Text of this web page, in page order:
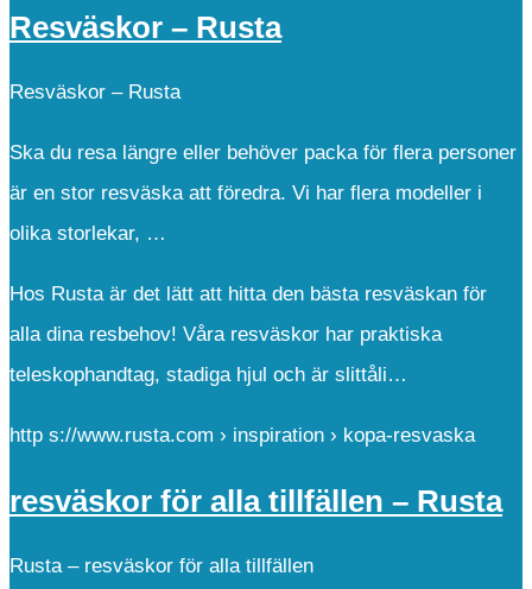
Resväskor – Rusta
Resväskor – Rusta
Ska du resa längre eller behöver packa för flera personer
är en stor resväska att föredra. Vi har flera modeller i
olika storlekar, …
Hos Rusta är det lätt att hitta den bästa resväskan för
alla dina resbehov! Våra resväskor har praktiska
teleskophandtag, stadiga hjul och är slittåli…
http s://www.rusta.com › inspiration › kopa-resvaska
resväskor för alla tillfällen – Rusta
Rusta – resväskor för alla tillfällen